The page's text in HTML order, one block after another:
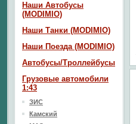
Наши Автобусы
(MODIMIO)
Наши Танки (MODIMIO)
Наши Поезда (MODIMIO)
Автобусы/Троллейбусы
Грузовые автомобили
1:43
ЗИС
Камский